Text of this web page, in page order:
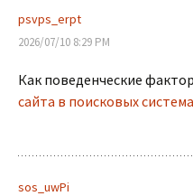
psvps_erpt
2026/07/10 8:29 PM
Как поведенческие
сайта в поисковых
sos_uwPi